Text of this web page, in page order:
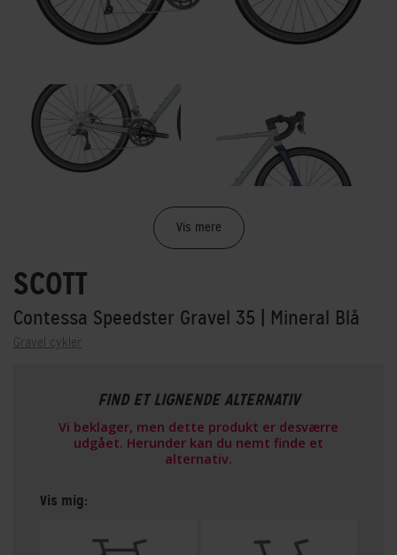
Vis mere
SCOTT
Contessa Speedster Gravel 35 | Mineral Blå
Gravel cykler
FIND ET LIGNENDE ALTERNATIV
Vi beklager, men dette produkt er desværre
udgået. Herunder kan du nemt finde et
alternativ.
Vis mig: